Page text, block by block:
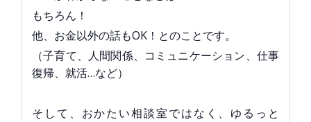
もちろん！
他、お金以外の話もOK！とのことです。
（子育て、人間関係、コミュニケーション、仕事
復帰、就活…など）
そして、おかたい相談室ではなく、ゆるっと